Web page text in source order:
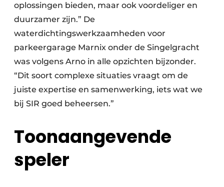
oplossingen bieden, maar ook voordeliger en
duurzamer zijn.” De
waterdichtingswerkzaamheden voor
parkeergarage Marnix onder de Singelgracht
was volgens Arno in alle opzichten bijzonder.
“Dit soort complexe situaties vraagt om de
juiste expertise en samenwerking, iets wat we
bij SIR goed beheersen.”
Toonaangevende
speler